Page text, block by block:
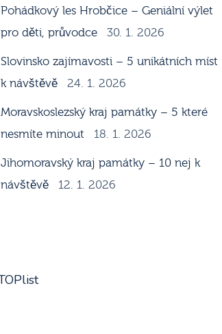
Pohádkový les Hrobčice – Geniální výlet
pro děti, průvodce
30. 1. 2026
Slovinsko zajímavosti – 5 unikátních míst
k návštěvě
24. 1. 2026
Moravskoslezský kraj památky – 5 které
nesmíte minout
18. 1. 2026
Jihomoravský kraj památky – 10 nej k
návštěvě
12. 1. 2026